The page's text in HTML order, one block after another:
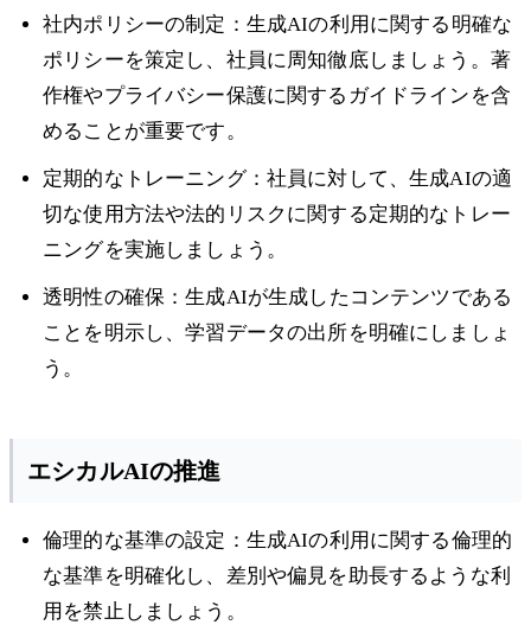
社内ポリシーの制定：生成AIの利用に関する明確な
ポリシーを策定し、社員に周知徹底しましょう。著
作権やプライバシー保護に関するガイドラインを含
めることが重要です。
定期的なトレーニング：社員に対して、生成AIの適
切な使用方法や法的リスクに関する定期的なトレー
ニングを実施しましょう。
透明性の確保：生成AIが生成したコンテンツである
ことを明示し、学習データの出所を明確にしましょ
う。
エシカルAIの推進
倫理的な基準の設定：生成AIの利用に関する倫理的
な基準を明確化し、差別や偏見を助長するような利
用を禁止しましょう。